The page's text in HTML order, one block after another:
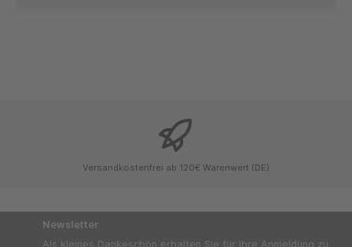
Versandkostenfrei ab 120€ Warenwert (DE)
Newsletter
Als kleines Dankeschön erhalten Sie für Ihre Anmeldung zu